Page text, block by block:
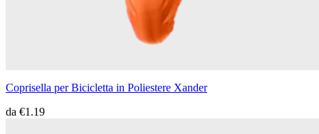
Coprisella per Bicicletta in Poliestere Xander
da €1.19